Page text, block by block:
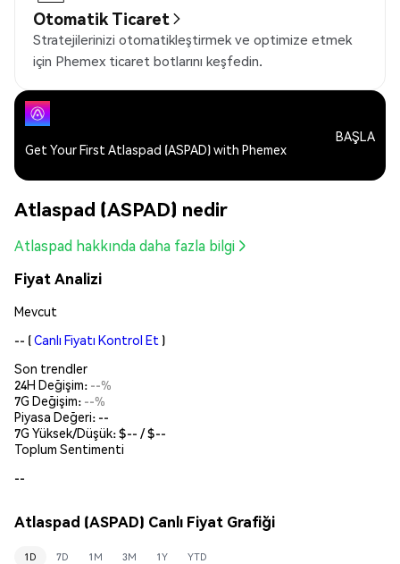
Otomatik Ticaret
Stratejilerinizi otomatikleştirmek ve optimize etmek
için Phemex ticaret botlarını keşfedin.
Get Your First Atlaspad (ASPAD) with Phemex
BAŞLA
Atlaspad (ASPAD) nedir
Atlaspad hakkında daha fazla bilgi
Fiyat Analizi
Mevcut
-- (Canlı Fiyatı Kontrol Et )
Son trendler
24H Değişim: --%
7G Değişim: --%
Piyasa Değeri: --
7G Yüksek/Düşük: $-- / $--
Toplum Sentimenti
--
Atlaspad (ASPAD) Canlı Fiyat Grafiği
1D 7D 1M 3M 1Y YTD